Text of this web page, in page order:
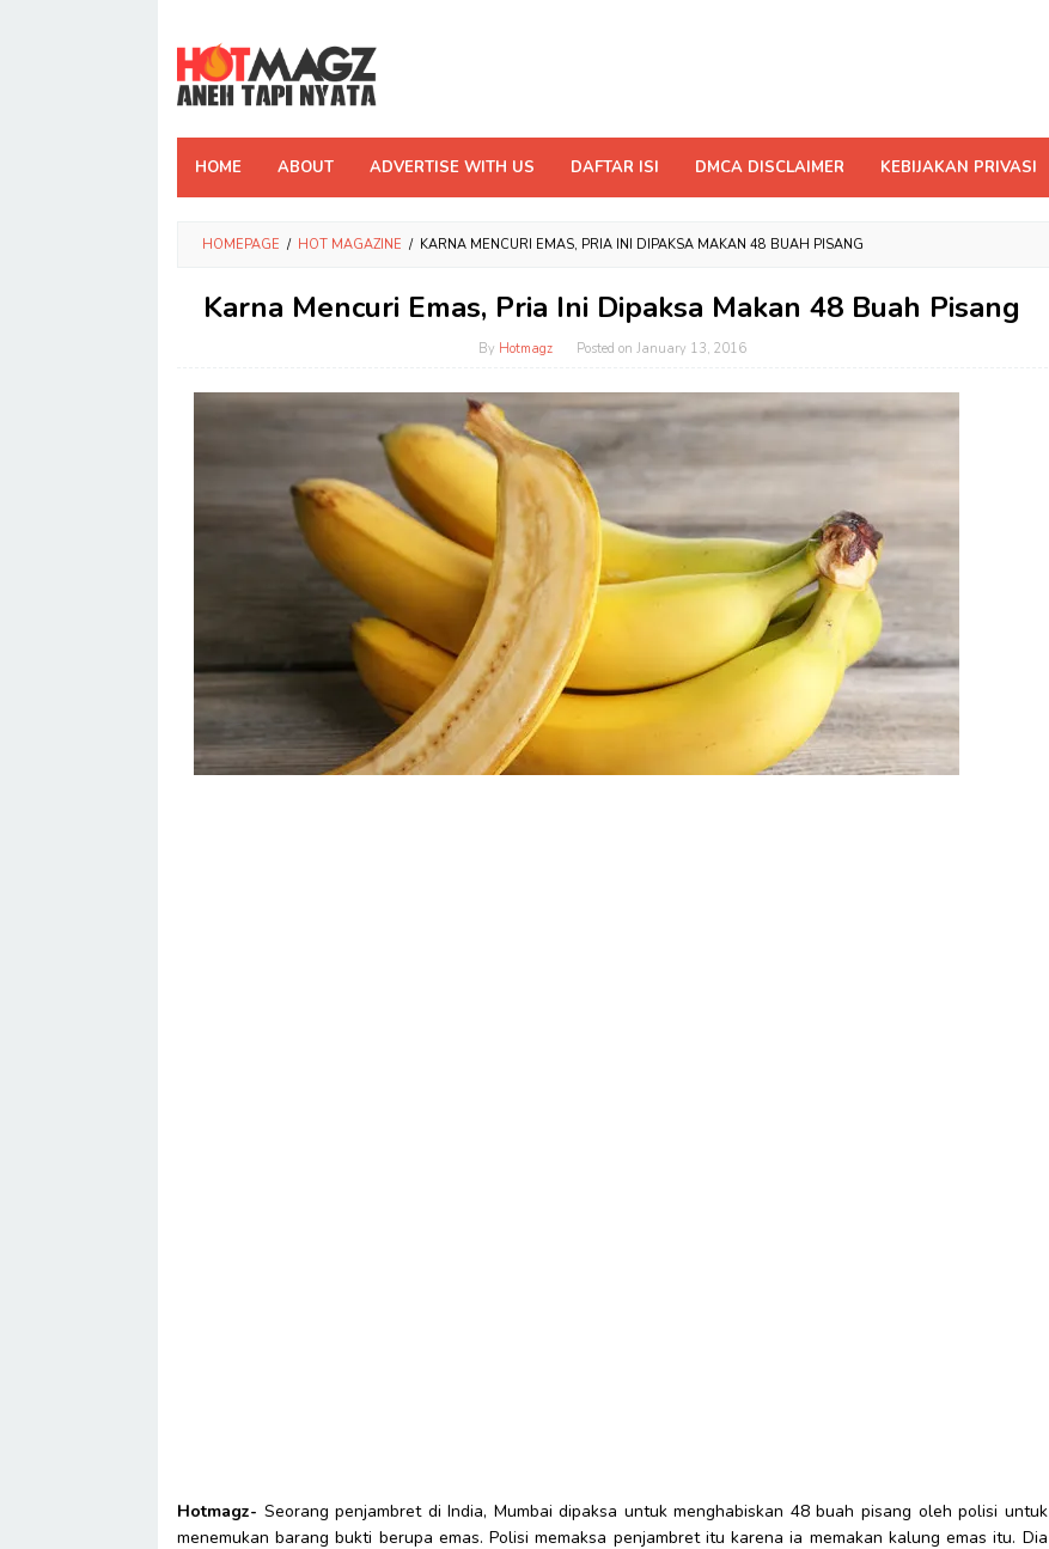
content
HOME ABOUT ADVERTISE WITH US DAFTAR ISI DMCA DISCLAIMER KEBIJAKAN PRIVASI
HOMEPAGE / HOT MAGAZINE / KARNA MENCURI EMAS, PRIA INI DIPAKSA MAKAN 48 BUAH PISANG
Karna Mencuri Emas, Pria Ini Dipaksa Makan 48 Buah Pisang
By Hotmagz Posted on January 13, 2016
Hotmagz- Seorang penjambret di India, Mumbai dipaksa untuk menghabiskan 48 buah pisang oleh polisi untuk
menemukan barang bukti berupa emas. Polisi memaksa penjambret itu karena ia memakan kalung emas itu. Dia